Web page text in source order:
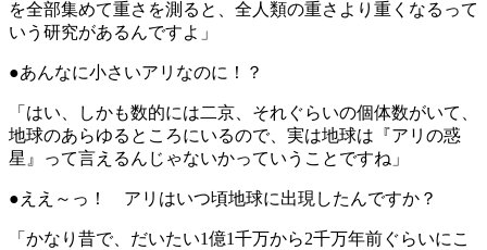
を全部集めて重さを測ると、全人類の重さより重くなるって
いう研究があるんですよ」
●あんなに小さいアリなのに！？
「はい、しかも数的には二京、それぐらいの個体数がいて、
地球のあらゆるところにいるので、実は地球は『アリの惑
星』って言えるんじゃないかっていうことですね」
●ええ～っ！ アリはいつ頃地球に出現したんですか？
「かなり昔で、だいたい1億1千万から2千万年前ぐらいにこ